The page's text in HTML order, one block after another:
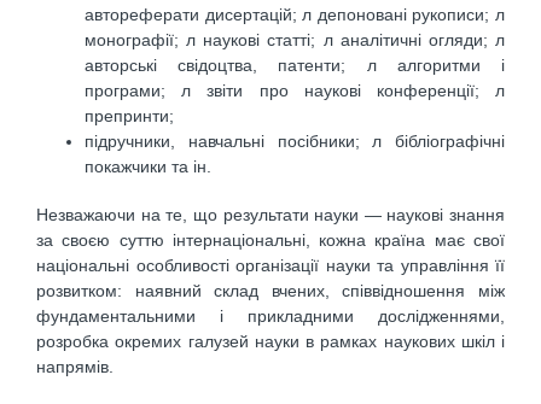
автореферати дисертацій; л депоновані рукописи; л
монографії; л наукові статті; л аналітичні огляди; л
авторські свідоцтва, патенти; л алгоритми і
програми; л звіти про наукові конференції; л
препринти;
підручники, навчальні посібники; л бібліографічні
покажчики та ін.
Незважаючи на те, що результати науки — наукові знання
за своєю суттю інтернаціональні, кожна країна має свої
національні особливості організації науки та управління її
розвитком: наявний склад вчених, співвідношення між
фундаментальними і прикладними дослідженнями,
розробка окремих галузей науки в рамках наукових шкіл і
напрямів.